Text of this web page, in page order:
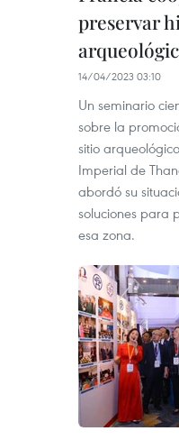
preservar
14/04/2023 03:10
Un seminario
sobre la
sitio
Imperial de
abordó su
soluciones para
esa zona.